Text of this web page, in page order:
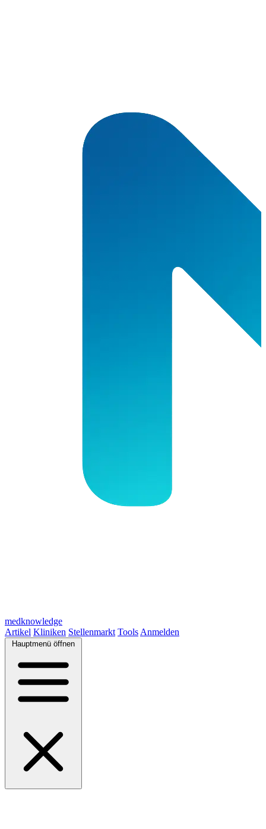
medknowledge
Artikel Kliniken Stellenmarkt Tools Anmelden
Hauptmenü öffnen